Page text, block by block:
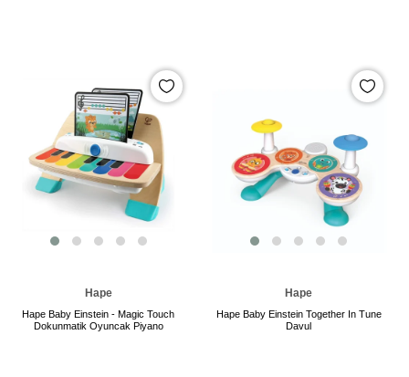
Hape
Hape Baby Einstein - Magic Touch
Dokunmatik Oyuncak Piyano
Hape
Hape Baby Einstein Together In Tune
Davul